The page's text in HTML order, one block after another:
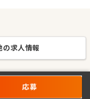
の求人情報
応募